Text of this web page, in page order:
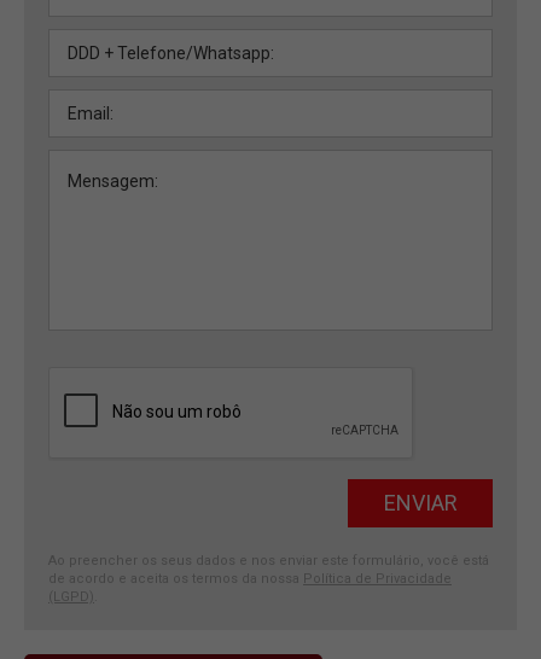
Ao preencher os seus dados e nos enviar este formulário, você está
de acordo e aceita os termos da nossa Política de Privacidade
(LGPD)